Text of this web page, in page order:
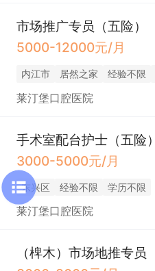
市场推广专员（五险）
5000-12000元/月
内江市 居然之家 经验不限
莱汀堡口腔医院
手术室配台护士（五险）
3000-5000元/月
东兴区 经验不限 学历不限
莱汀堡口腔医院
（椑木）市场地推专员